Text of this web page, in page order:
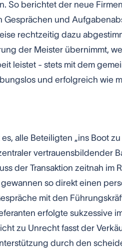
So berichtet der neue
und
rechtzeitig dazu
der Meister übernimmt,
leistet - stets mit dem
und erfolgreich wie
alle Beteiligten „ins Boot
vertrauensbildender
der Transaktion zeitnah im
so direkt einen
mit den
erfolgte sukzessive
zu Unrecht fasst der
durch den